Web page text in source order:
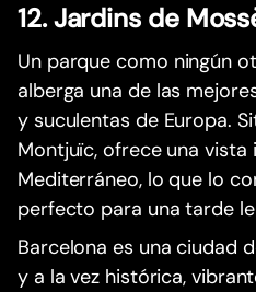
12. Jardins de
Un parque como ningún
alberga una de las
y suculentas de Europa.
Montjuïc, ofrece una vista
Mediterráneo, lo que lo
perfecto para una tarde
Barcelona es una ciudad
y a la vez histórica,